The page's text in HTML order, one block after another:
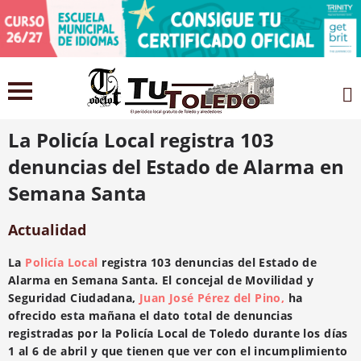
6 abril 2021
La Policía Local registra 103
denuncias del Estado de Alarma en
Semana Santa
Actualidad
La Policía Local registra 103 denuncias del Estado de
Alarma en Semana Santa. El concejal de Movilidad y
Seguridad Ciudadana, Juan José Pérez del Pino, ha
ofrecido esta mañana el dato total de denuncias
registradas por la Policía Local de Toledo durante los días
1 al 6 de abril y que tienen que ver con el incumplimiento